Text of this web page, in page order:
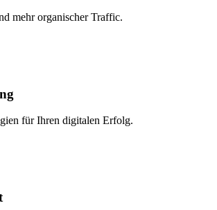
mehr organischer Traffic.
für Ihren digitalen Erfolg.